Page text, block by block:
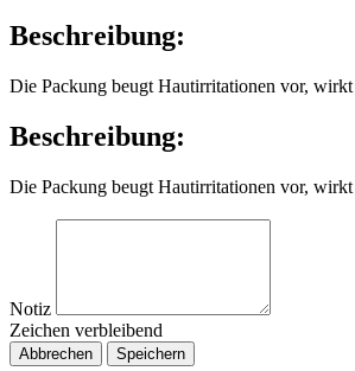
Beschreibung:
Die Packung beugt Hautirritationen vor,
Beschreibung:
Die Packung beugt Hautirritationen vor,
Notiz
Zeichen verbleibend
Abbrechen Speichern